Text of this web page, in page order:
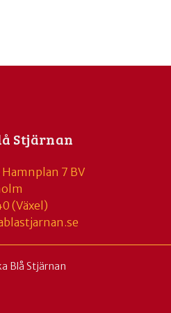
Stjärnan
7 BV
(Växel)
Blå Stjärnan